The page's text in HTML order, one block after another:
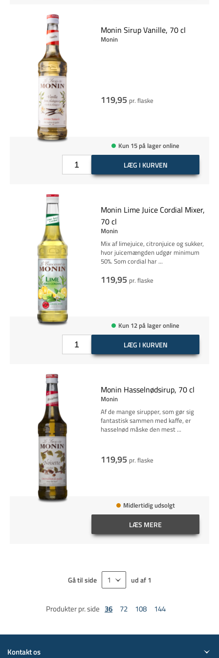
Monin Sirup Vanille, 70 cl
Monin
119,95 pr. flaske
Kun 15 på lager online
LÆG I KURVEN
Monin Lime Juice Cordial Mixer,
70 cl
Monin
Mix af limejuice, citronjuice og sukker,
hvor juicemængden udgør minimum
50%. Som cordial har ...
119,95 pr. flaske
Kun 12 på lager online
LÆG I KURVEN
Monin Hasselnødsirup, 70 cl
Monin
Af de mange sirupper, som gør sig
fantastisk sammen med kaffe, er
hasselnød måske den mest ...
119,95 pr. flaske
Midlertidig udsolgt
LÆS MERE
Gå til side ud af 1
Produkter pr. side 36 72 108 144
Kontakt os